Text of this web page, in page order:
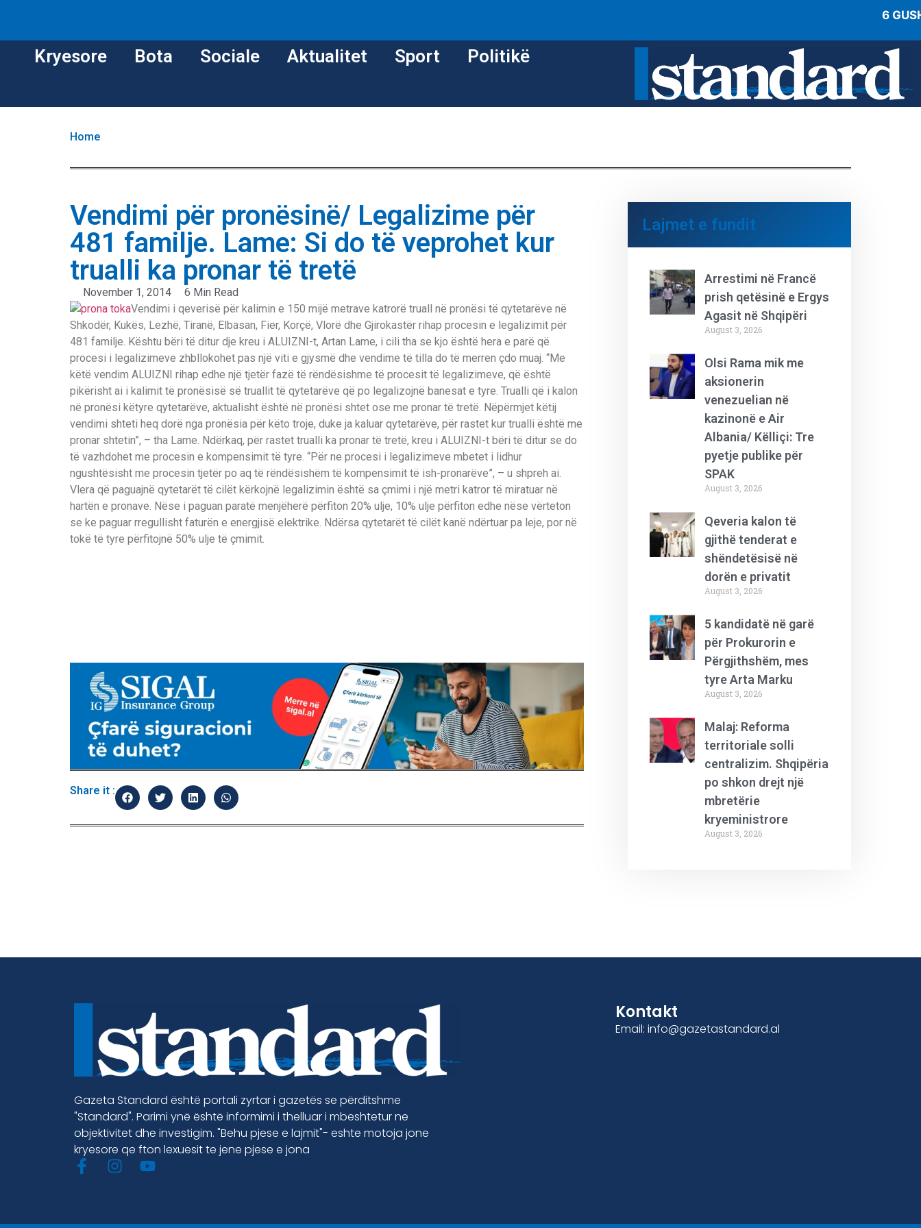
6
Kryesore Bota Sociale Aktualitet Sport Politikë
Home
Vendimi për pronësinë/ Legalizime për
481 familje. Lame: Si do të veprohet kur
trualli ka pronar të tretë
November 1, 2014
6 Min Read
Vendimi i qeverisë për kalimin e 150 mijë metrave katrorë truall në pronësi të qytetarëve në
Shkodër, Kukës, Lezhë, Tiranë, Elbasan, Fier, Korçë, Vlorë dhe Gjirokastër rihap procesin e legalizimit për
481 familje. Kështu bëri të ditur dje kreu i ALUIZNI-t, Artan Lame, i cili tha se kjo është hera e parë që
procesi i legalizimeve zhbllokohet pas një viti e gjysmë dhe vendime të tilla do të merren çdo muaj. “Me
këtë vendim ALUIZNI rihap edhe një tjetër fazë të rëndësishme të procesit të legalizimeve, që është
pikërisht ai i kalimit të pronësisë së truallit të qytetarëve që po legalizojnë banesat e tyre. Trualli që i kalon
në pronësi këtyre qytetarëve, aktualisht është në pronësi shtet ose me pronar të tretë. Nëpërmjet këtij
vendimi shteti heq dorë nga pronësia për këto troje, duke ja kaluar qytetarëve, për rastet kur trualli është me
pronar shtetin”, – tha Lame. Ndërkaq, për rastet trualli ka pronar të tretë, kreu i ALUIZNI-t bëri të ditur se do
të vazhdohet me procesin e kompensimit të tyre. “Për ne procesi i legalizimeve mbetet i lidhur
ngushtësisht me procesin tjetër po aq të rëndësishëm të kompensimit të ish-pronarëve”, – u shpreh ai.
Vlera që paguajnë qytetarët të cilët kërkojnë legalizimin është sa çmimi i një metri katror të miratuar në
hartën e pronave. Nëse i paguan paratë menjëherë përfiton 20% ulje, 10% ulje përfiton edhe nëse vërteton
se ke paguar rregullisht faturën e energjisë elektrike. Ndërsa qytetarët të cilët kanë ndërtuar pa leje, por në
tokë të tyre përfitojnë 50% ulje të çmimit.
Share it :
Lajmet e fundit
Arrestimi në Francë
prish qetësinë e Ergys
Agasit në Shqipëri
August 3, 2026
Olsi Rama mik me
aksionerin
venezuelian në
kazinonë e Air
Albania/ Këlliçi: Tre
pyetje publike për
SPAK
August 3, 2026
Qeveria kalon të
gjithë tenderat e
shëndetësisë në
dorën e privatit
August 3, 2026
5 kandidatë në garë
për Prokurorin e
Përgjithshëm, mes
tyre Arta Marku
August 3, 2026
Malaj: Reforma
territoriale solli
centralizim. Shqipëria
po shkon drejt një
mbretërie
kryeministrore
August 3, 2026
Gazeta Standard është portali zyrtar i gazetës se përditshme
"Standard". Parimi ynë është informimi i thelluar i mbeshtetur ne
objektivitet dhe investigim. "Behu pjese e lajmit"- eshte motoja jone
kryesore qe fton lexuesit te jene pjese e jona
Kontakt
Email: info@gazetastandard.al